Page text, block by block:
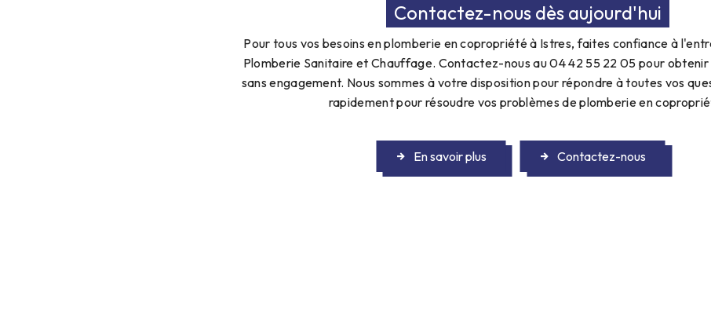
Contactez-nous dès aujourd'hui
Pour tous vos besoins en plomberie en copropriété à Istres, faites confiance à
Plomberie Sanitaire et Chauffage. Contactez-nous au 04 42 55 22 05 pour
sans engagement. Nous sommes à votre disposition pour répondre à toutes vos
rapidement pour résoudre vos problèmes de plomberie en
En savoir plus Contactez-nous